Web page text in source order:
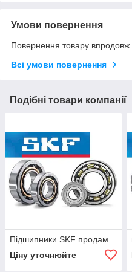
Умови повернення
Повернення товару впродовж
Всі умови повернення
Подібні товари компанії
Підшипники SKF продам
Ціну уточнюйте